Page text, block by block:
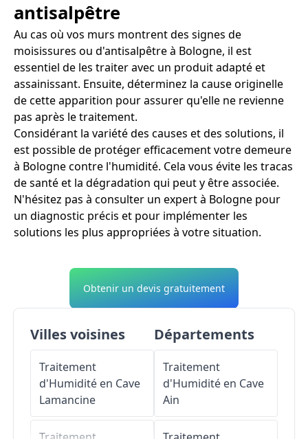
antisalpêtre
Au cas où vos murs montrent des signes de
moisissures ou d'antisalpêtre à Bologne, il est
essentiel de les traiter avec un produit adapté et
assainissant. Ensuite, déterminez la cause originelle
de cette apparition pour assurer qu'elle ne revienne
pas après le traitement.
Considérant la variété des causes et des solutions, il
est possible de protéger efficacement votre demeure
à Bologne contre l'humidité. Cela vous évite les tracas
de santé et la dégradation qui peut y être associée.
N'hésitez pas à consulter un expert à Bologne pour
un diagnostic précis et pour implémenter les
solutions les plus appropriées à votre situation.
Obtenir un devis gratuitement
Villes voisines
Traitement
d'Humidité en Cave
Lamancine
Départements
Traitement
d'Humidité en Cave
Ain